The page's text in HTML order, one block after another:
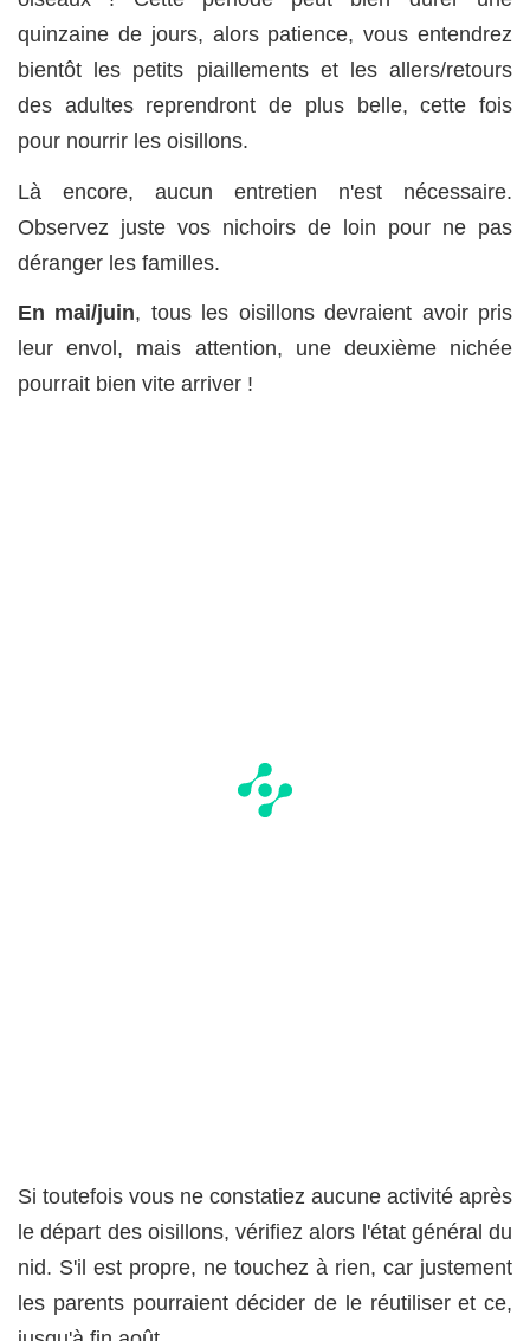
quinzaine de jours, alors patience, vous entendrez
bientôt les petits piaillements et les allers/retours
des adultes reprendront de plus belle, cette fois
pour nourrir les oisillons.
Là encore, aucun entretien n'est nécessaire.
Observez juste vos nichoirs de loin pour ne pas
déranger les familles.
En mai/juin, tous les oisillons devraient avoir pris
leur envol, mais attention, une deuxième nichée
pourrait bien vite arriver !
Si toutefois vous ne constatiez aucune activité après
le départ des oisillons, vérifiez alors l'état général du
nid. S'il est propre, ne touchez à rien, car justement
les parents pourraient décider de le réutiliser et ce,